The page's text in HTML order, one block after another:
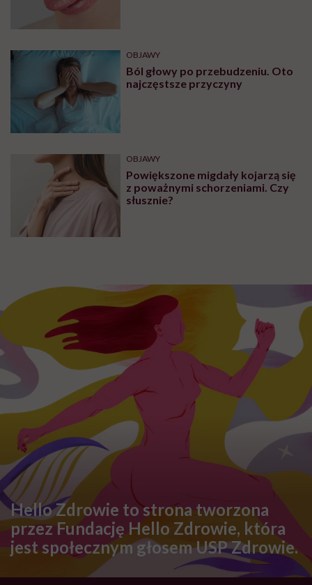
OBJAWY
Ból głowy po przebudzeniu. Oto
najczęstsze przyczyny
OBJAWY
Powiększone migdały kojarzą się
z poważnymi schorzeniami. Czy
słusznie?
Hello Zdrowie to strona tworzona
przez Fundację Hello Zdrowie, która
jest społecznym głosem USP Zdrowie.